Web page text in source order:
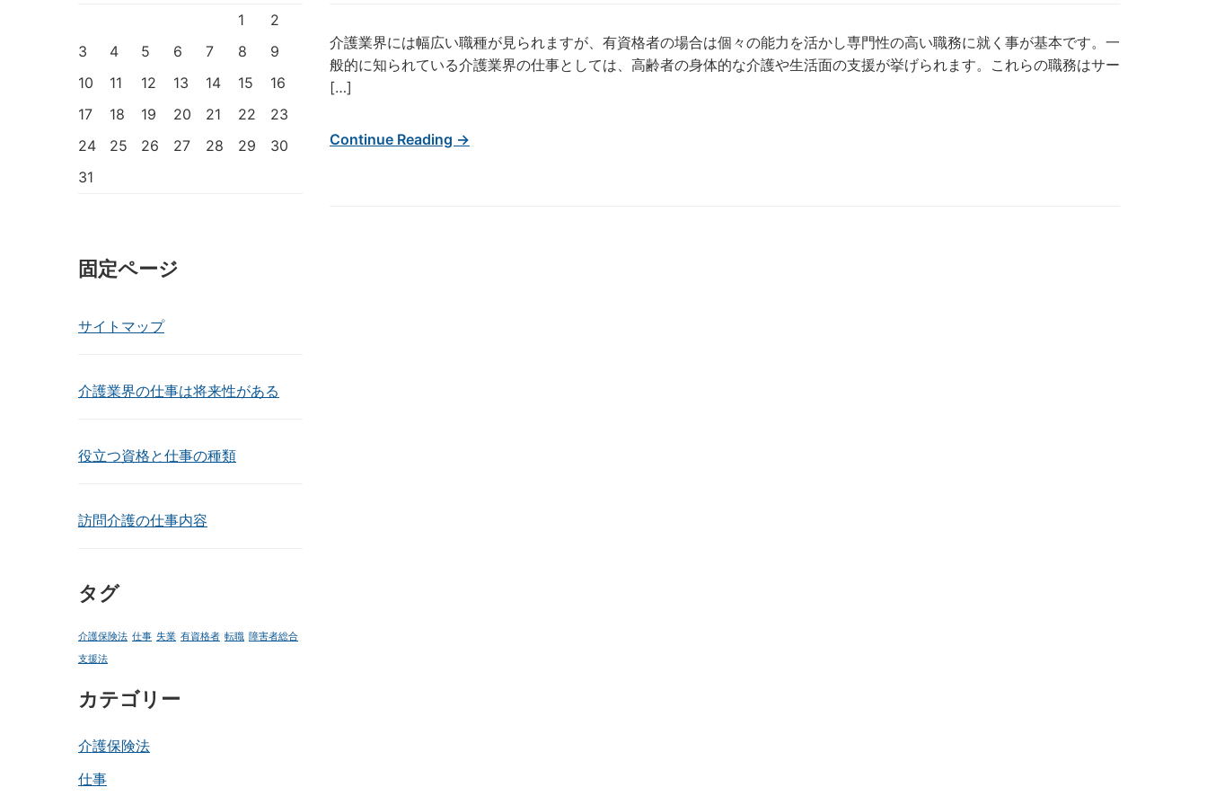
1
2
3
4 5 6 7 8
9
10
11 12 13 14 15
16
17
18 19 20 21 22
23
24
25 26 27 28 29
30
31
固定ページ
サイトマップ
介護業界の仕事は将来性がある
役立つ資格と仕事の種類
訪問介護の仕事内容
タグ
介護保険法 仕事 失業 有資格者 転職 障害者総合
支援法
カテゴリー
介護保険法
仕事
介護業界には幅広い職種が見られますが、有資格者の場合は個々の能力を活かし専門性の高い職務に就く事が基本です。一
般的に知られている介護業界の仕事としては、高齢者の身体的な介護や生活面の支援が挙げられます。これらの職務はサー
[…]
Continue Reading →